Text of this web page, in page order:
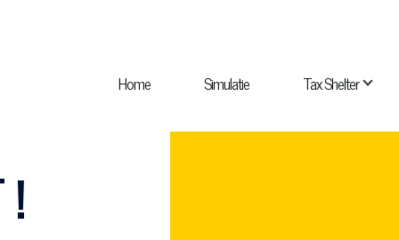
Home Simulatie Tax Shelter
Catalogus subnavigatie
!